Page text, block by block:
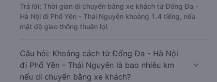
Trả lời: Thời gian di chuyển bằng xe khách từ Đống Đa -
Hà Nội đi Phổ Yên - Thái Nguyên khoảng 1.4 tiếng, nếu
mật độ giao thông thuận lợi.
Câu hỏi: Khoảng cách từ Đống Đa - Hà Nội
đi Phổ Yên - Thái Nguyên là bao nhiêu km
nếu di chuyển bằng xe khách?